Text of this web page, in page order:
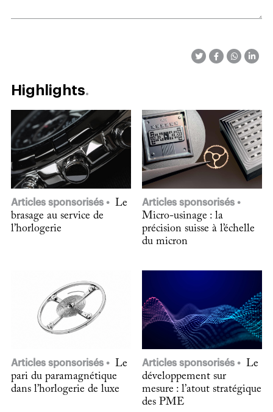
Highlights
Articles sponsorisés
Le
brasage au service de
l’horlogerie
Articles sponsorisés
Micro-usinage : la
précision suisse à l’échelle
du micron
Articles sponsorisés
Le
pari du paramagnétique
dans l’horlogerie de luxe
Articles sponsorisés
Le
développement sur
mesure : l’atout stratégique
des PME